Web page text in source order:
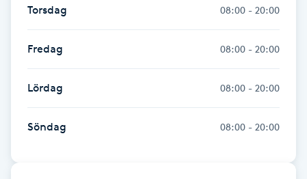
Fransk manikyr
Fransrengöring
Frekvensterapi
Friskvård
Friskvårdsmassage
Torsdag 08:00 - 20:00
Fredag 08:00 - 20:00
Lördag 08:00 - 20:00
Söndag 08:00 - 20:00